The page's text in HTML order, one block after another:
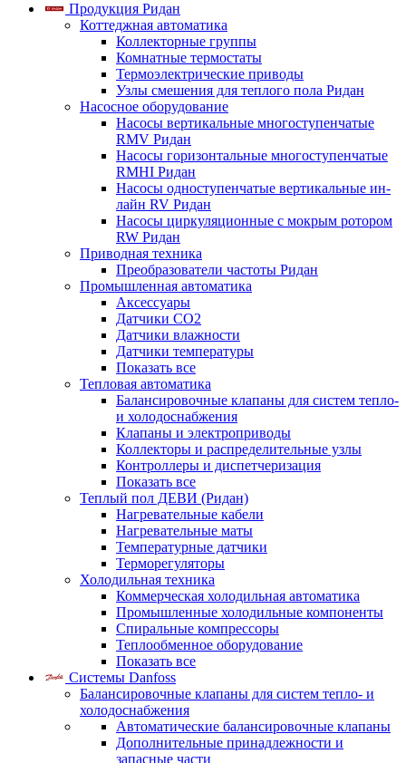
Продукция Ридан
Коттеджная автоматика
Коллекторные группы
Комнатные термостаты
Термоэлектрические приводы
Узлы смешения для теплого пола Ридан
Насосное оборудование
Насосы вертикальные многоступенчатые
RMV Ридан
Насосы горизонтальные многоступенчатые
RMHI Ридан
Насосы одноступенчатые вертикальные ин-
лайн RV Ридан
Насосы циркуляционные с мокрым ротором
RW Ридан
Приводная техника
Преобразователи частоты Ридан
Промышленная автоматика
Аксессуары
Датчики CO2
Датчики влажности
Датчики температуры
Показать все
Тепловая автоматика
Балансировочные клапаны для систем тепло-
и холодоснабжения
Клапаны и электроприводы
Коллекторы и распределительные узлы
Контроллеры и диспетчеризация
Показать все
Теплый пол ДЕВИ (Ридан)
Нагревательные кабели
Нагревательные маты
Температурные датчики
Терморегуляторы
Холодильная техника
Коммерческая холодильная автоматика
Промышленные холодильные компоненты
Спиральные компрессоры
Теплообменное оборудование
Показать все
Системы Danfoss
Балансировочные клапаны для систем тепло- и
холодоснабжения
Автоматические балансировочные клапаны
Дополнительные принадлежности и
запасные части